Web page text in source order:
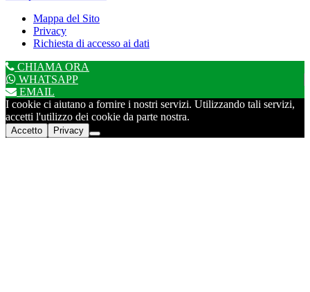
Mappa del Sito
Privacy
Richiesta di accesso ai dati
CHIAMA ORA
WHATSAPP
EMAIL
I cookie ci aiutano a fornire i nostri servizi. Utilizzando tali servizi,
accetti l'utilizzo dei cookie da parte nostra.
Accetto Privacy